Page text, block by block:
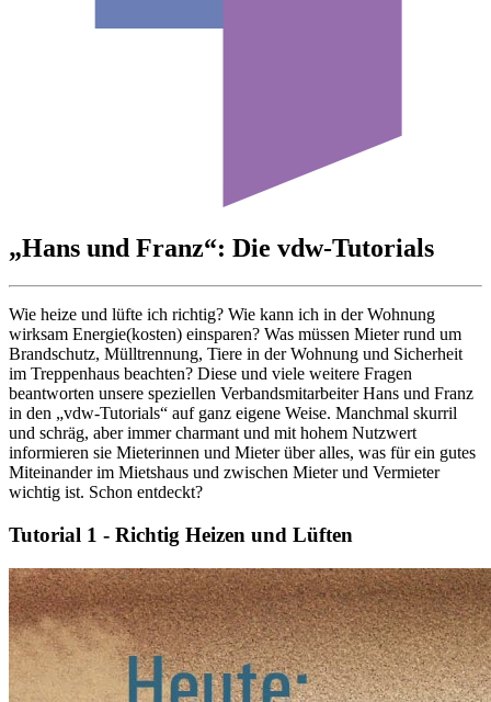
„Hans und Franz“: Die vdw-Tutorials
Wie heize und lüfte ich richtig? Wie kann ich in der Wohnung
wirksam Energie(kosten) einsparen? Was müssen Mieter rund um
Brandschutz, Mülltrennung, Tiere in der Wohnung und Sicherheit
im Treppenhaus beachten? Diese und viele weitere Fragen
beantworten unsere speziellen Verbandsmitarbeiter Hans und Franz
in den „vdw-Tutorials“ auf ganz eigene Weise. Manchmal skurril
und schräg, aber immer charmant und mit hohem Nutzwert
informieren sie Mieterinnen und Mieter über alles, was für ein gutes
Miteinander im Mietshaus und zwischen Mieter und Vermieter
wichtig ist. Schon entdeckt?
Tutorial 1 - Richtig Heizen und Lüften